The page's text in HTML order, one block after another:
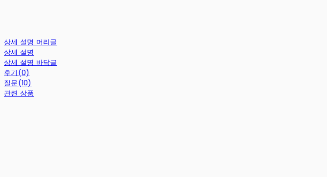
상세 설명 머리글
상세 설명
상세 설명 바닥글
후기(0)
질문(10)
관련 상품